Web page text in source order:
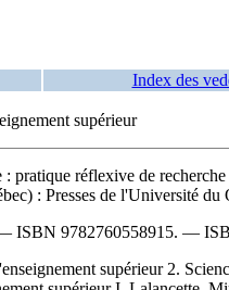
Index des
supérieur
pratique réflexive de
: Presses de l'Université
— ISBN 9782760558915. —
supérieur 2.